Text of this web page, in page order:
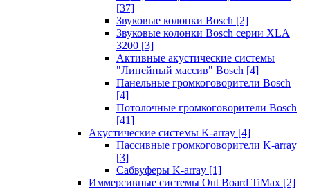
[37]
Звуковые колонки Bosch [2]
Звуковые колонки Bosch серии XLA
3200 [3]
Активные акустические системы
"Линейный массив" Bosch [4]
Панельные громкоговорители Bosch
[4]
Потолочные громкоговорители Bosch
[41]
Акустические системы K-array [4]
Пассивные громкоговорители K-array
[3]
Сабвуферы K-array [1]
Иммерсивные системы Out Board TiMax [2]